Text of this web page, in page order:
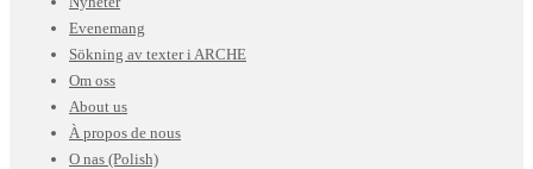
Evenemang
Sökning av texter i ARCHE
Om oss
About us
À propos de nous
O nas (Polish)